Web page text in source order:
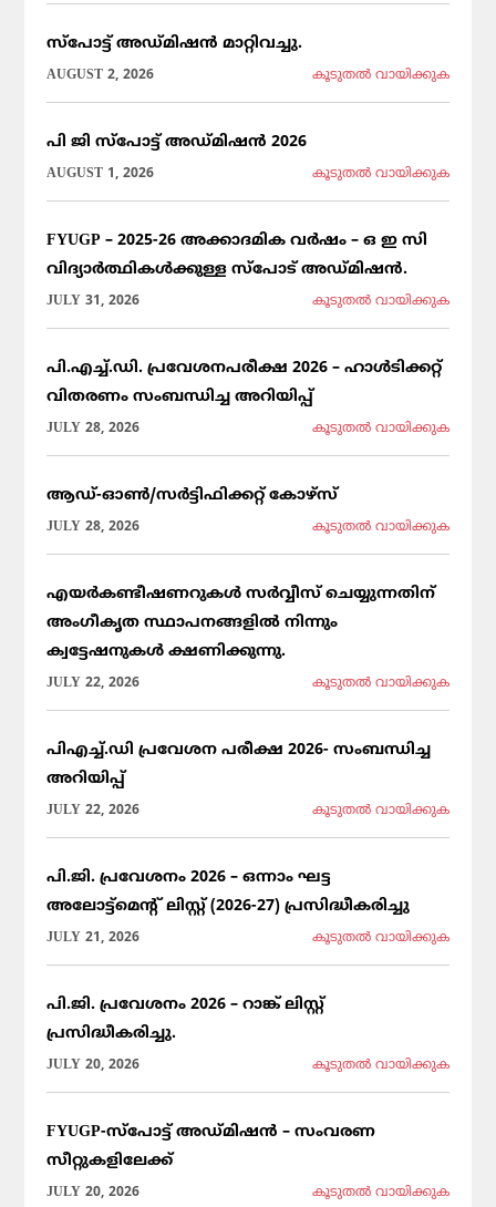
സ്പോട്ട് അഡ്മിഷൻ മാറ്റിവച്ചു.
AUGUST 2, 2026 കൂടുതല്‍ വായിക്കുക
പി ജി സ്പോട്ട് അഡ്മിഷൻ 2026
AUGUST 1, 2026 കൂടുതല്‍ വായിക്കുക
FYUGP – 2025-26 അക്കാദമിക വർഷം – ഒ ഇ സി
വിദ്യാർത്ഥികൾക്കുള്ള സ്പോട് അഡ്മിഷൻ.
JULY 31, 2026 കൂടുതല്‍ വായിക്കുക
പി.എച്ച്.ഡി. പ്രവേശനപരീക്ഷ 2026 – ഹാൾടിക്കറ്റ്
വിതരണം സംബന്ധിച്ച അറിയിപ്പ്
JULY 28, 2026 കൂടുതല്‍ വായിക്കുക
ആഡ്-ഓൺ/സർട്ടിഫിക്കറ്റ് കോഴ്സ്
JULY 28, 2026 കൂടുതല്‍ വായിക്കുക
എയർകണ്ടീഷണറുകൾ സർവ്വീസ് ചെയ്യുന്നതിന്
അംഗീകൃത സ്ഥാപനങ്ങളിൽ നിന്നും
ക്വട്ടേഷനുകൾ ക്ഷണിക്കുന്നു.
JULY 22, 2026 കൂടുതല്‍ വായിക്കുക
പിഎച്ച്.ഡി പ്രവേശന പരീക്ഷ 2026- സംബന്ധിച്ച
അറിയിപ്പ്
JULY 22, 2026 കൂടുതല്‍ വായിക്കുക
പി.ജി. പ്രവേശനം 2026 – ഒന്നാം ഘട്ട
അലോട്ട്മെന്റ് ലിസ്റ്റ് (2026-27) പ്രസിദ്ധീകരിച്ചു
JULY 21, 2026 കൂടുതല്‍ വായിക്കുക
പി.ജി. പ്രവേശനം 2026 – റാങ്ക് ലിസ്റ്റ്
പ്രസിദ്ധീകരിച്ചു.
JULY 20, 2026 കൂടുതല്‍ വായിക്കുക
FYUGP-സ്പോട്ട് അഡ്മിഷൻ – സംവരണ
സീറ്റുകളിലേക്ക്
JULY 20, 2026 കൂടുതല്‍ വായിക്കുക